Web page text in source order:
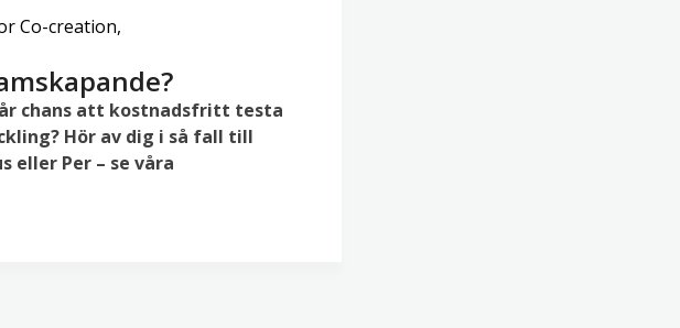
Co-creation,
chans att kostnadsfritt testa
Hör av dig i så fall till
eller Per – se våra